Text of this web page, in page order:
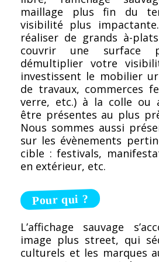
maillage plus fin du
visibilité plus
réaliser de grands à-
couvrir une surface
démultiplier votre
investissent le mobilier
de travaux, commerces
verre, etc.) à la colle ou
être présentes au plus
Nous sommes aussi
sur les évènements
cible : festivals,
en extérieur, etc.
Pour qui ?
L’affichage sauvage
image plus street, qui
culturels et les marques